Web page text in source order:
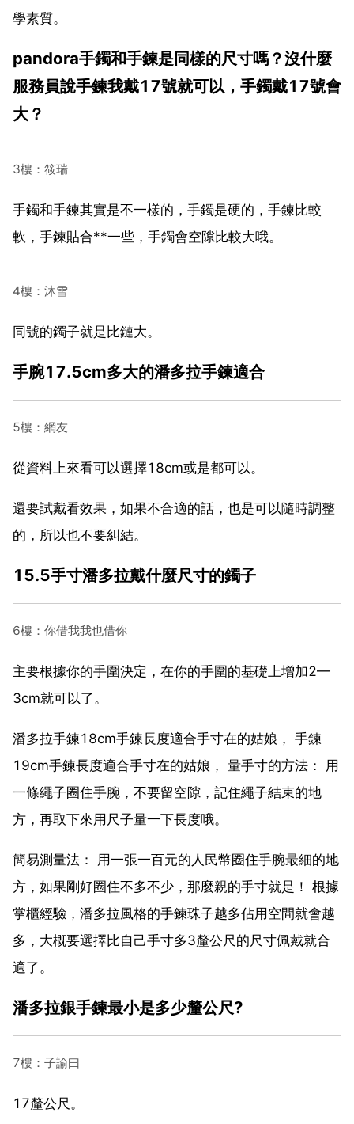
學素質。
pandora手鐲和手鍊是同樣的尺寸嗎？沒什麼
服務員說手鍊我戴17號就可以，手鐲戴17號會
大？
3樓：筱瑞
手鐲和手鍊其實是不一樣的，手鐲是硬的，手鍊比較
軟，手鍊貼合**一些，手鐲會空隙比較大哦。
4樓：沐雪
同號的鐲子就是比鏈大。
手腕17.5cm多大的潘多拉手鍊適合
5樓：網友
從資料上來看可以選擇18cm或是都可以。
還要試戴看效果，如果不合適的話，也是可以隨時調整
的，所以也不要糾結。
15.5手寸潘多拉戴什麼尺寸的鐲子
6樓：你借我我也借你
主要根據你的手圍決定，在你的手圍的基礎上增加2—
3cm就可以了。
潘多拉手鍊18cm手鍊長度適合手寸在的姑娘， 手鍊
19cm手鍊長度適合手寸在的姑娘， 量手寸的方法： 用
一條繩子圈住手腕，不要留空隙，記住繩子結束的地
方，再取下來用尺子量一下長度哦。
簡易測量法： 用一張一百元的人民幣圈住手腕最細的地
方，如果剛好圈住不多不少，那麼親的手寸就是！ 根據
掌櫃經驗，潘多拉風格的手鍊珠子越多佔用空間就會越
多，大概要選擇比自己手寸多3釐公尺的尺寸佩戴就合
適了。
潘多拉銀手鍊最小是多少釐公尺?
7樓：子諭曰
17釐公尺。